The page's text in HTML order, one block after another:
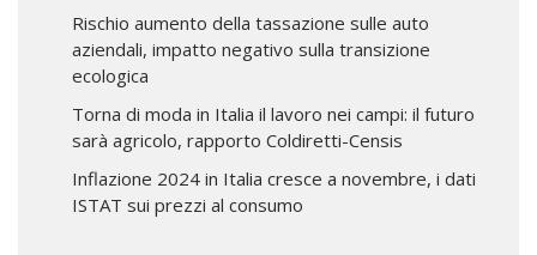
Rischio aumento della tassazione sulle auto
aziendali, impatto negativo sulla transizione
ecologica
Torna di moda in Italia il lavoro nei campi: il futuro
sarà agricolo, rapporto Coldiretti-Censis
Inflazione 2024 in Italia cresce a novembre, i dati
ISTAT sui prezzi al consumo